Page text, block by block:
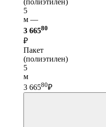
(полиэтилен)
5
м —
3 66580
₽
Пакет
(полиэтилен)
5
м
3 66580₽